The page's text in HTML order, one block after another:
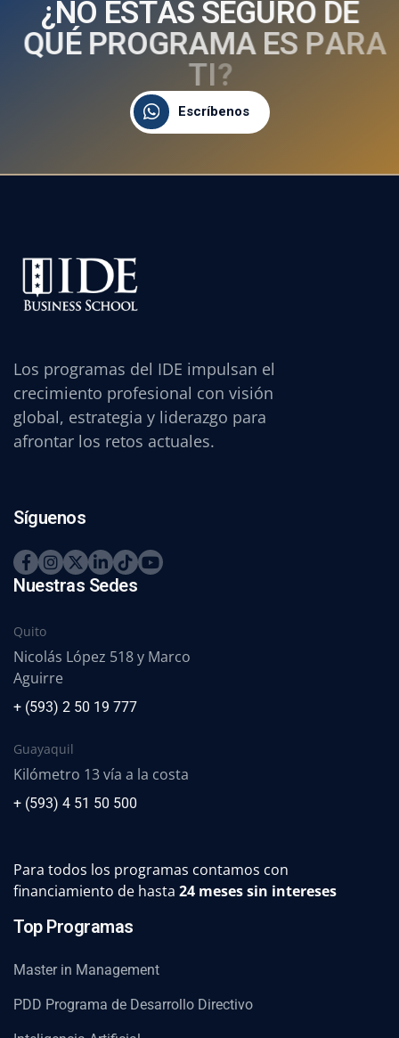
¿NO ESTÁS SEGURO DE
QUÉ PROGRAMA ES PARA
TI?
Escríbenos
Los programas del IDE impulsan el
crecimiento profesional con visión
global, estrategia y liderazgo para
afrontar los retos actuales.
Síguenos
Nuestras Sedes
Quito
Nicolás López 518 y Marco
Aguirre
+ (593) 2 50 19 777
Guayaquil
Kilómetro 13 vía a la costa
+ (593) 4 51 50 500
Para todos los programas contamos con
financiamiento de hasta 24 meses sin intereses
Top Programas
Master in Management
PDD Programa de Desarrollo Directivo